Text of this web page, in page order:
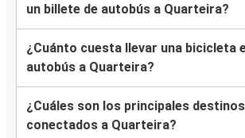
un billete de autobús a Quarteira?
¿Cuánto cuesta llevar una bicicleta
autobús a Quarteira?
¿Cuáles son los principales destinos
conectados a Quarteira?